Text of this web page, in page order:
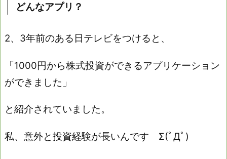
どんなアプリ？
2、3年前のある日テレビをつけると、
「1000円から株式投資ができるアプリケーション
ができました」
と紹介されていました。
私、意外と投資経験が長いんです Σ(ﾟДﾟ)